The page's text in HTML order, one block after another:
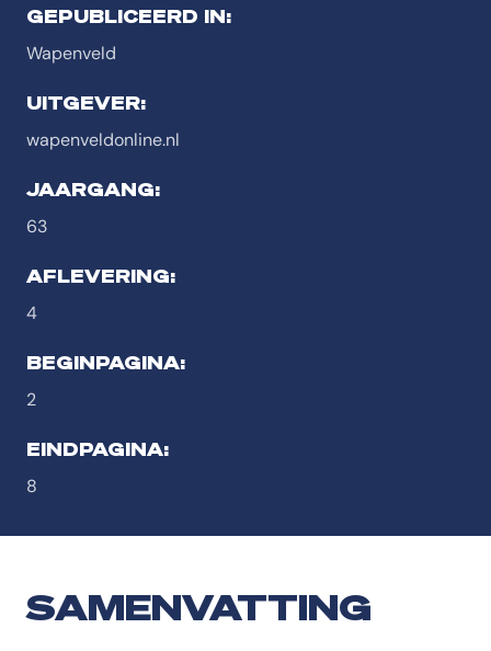
GEPUBLICEERD IN:
Wapenveld
UITGEVER:
wapenveldonline.nl
JAARGANG:
63
AFLEVERING:
4
BEGINPAGINA:
2
EINDPAGINA:
8
SAMENVATTING